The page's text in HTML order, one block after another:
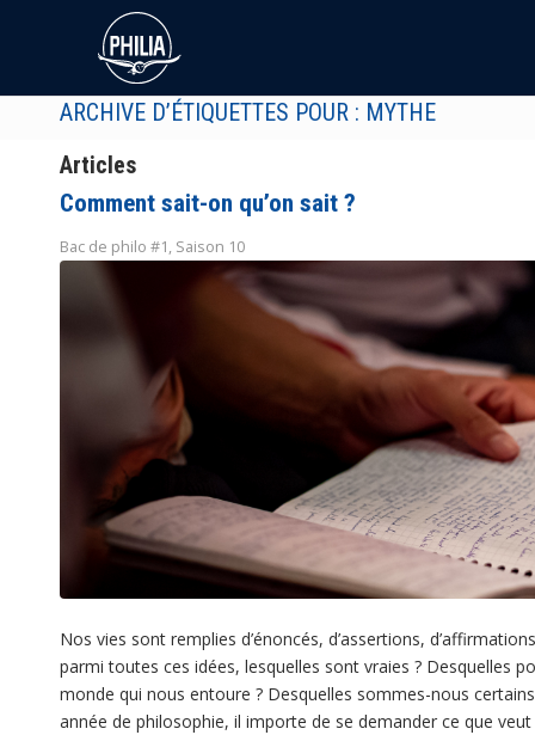
ARCHIVE D’ÉTIQUETTES POUR : MYTHE
Articles
Comment sait-on qu’on sait ?
Bac de philo #1, Saison 10
Nos vies sont remplies d’énoncés, d’assertions,
parmi toutes ces idées, lesquelles sont vraies ? Desquelles
monde qui nous entoure ? Desquelles sommes-nous
année de philosophie, il importe de se demander ce que veut